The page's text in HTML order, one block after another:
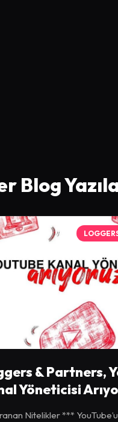
Blog
& Partners,
Yöneticisi
Nitelikler ***